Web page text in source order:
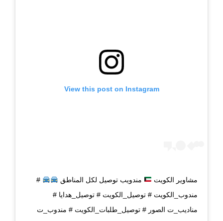
View this post on Instagram
مشاوير الكويت مندويب توصيل لكل المناطق
#
مندوب_الكويت # توصيل_الكويت # توصيل_هدايا #
مناديب_ت الصور # توصيل_طلبات_الكويت # مندوب_ت